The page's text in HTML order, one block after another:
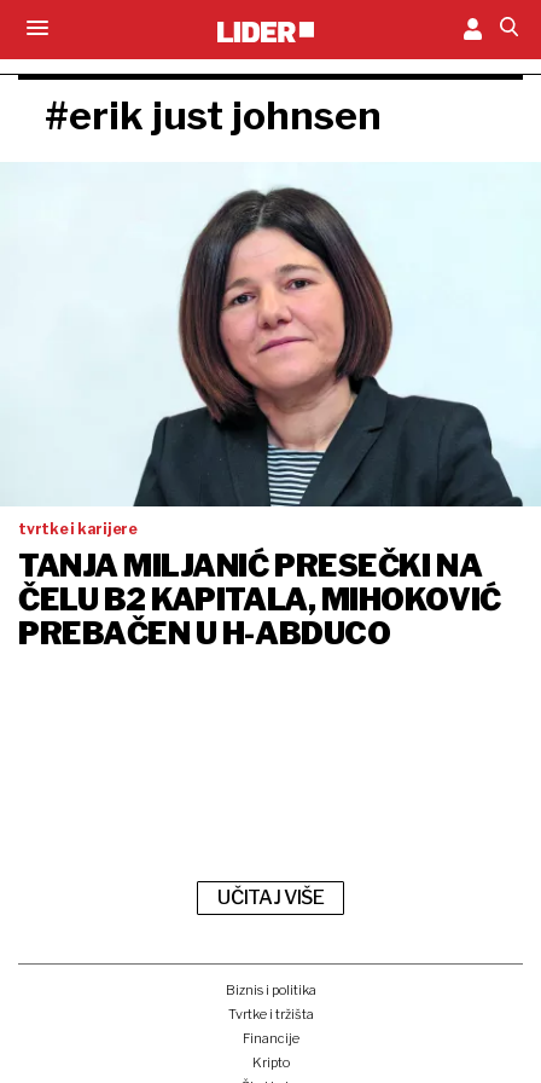
#erik just johnsen
tvrtke i karijere
TANJA MILJANIĆ PRESEČKI NA
ČELU B2 KAPITALA, MIHOKOVIĆ
PREBAČEN U H-ABDUCO
UČITAJ VIŠE
Biznis i politika
Tvrtke i tržišta
Financije
Kripto